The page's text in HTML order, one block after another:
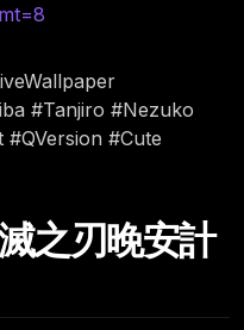
#Tanjiro #Nezuko
#Cute
之刃晚安計